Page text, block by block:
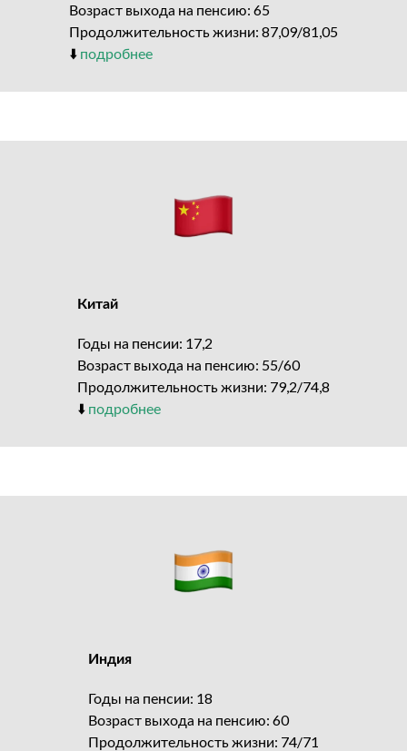
Возраст выхода на пенсию: 65
Продолжительность жизни: 87,09/81,05
⬇️ подробнее
Китай
Годы на пенсии: 17,2
Возраст выхода на пенсию: 55/60
Продолжительность жизни: 79,2/74,8
⬇️ подробнее
Индия
Годы на пенсии: 18
Возраст выхода на пенсию: 60
Продолжительность жизни: 74/71